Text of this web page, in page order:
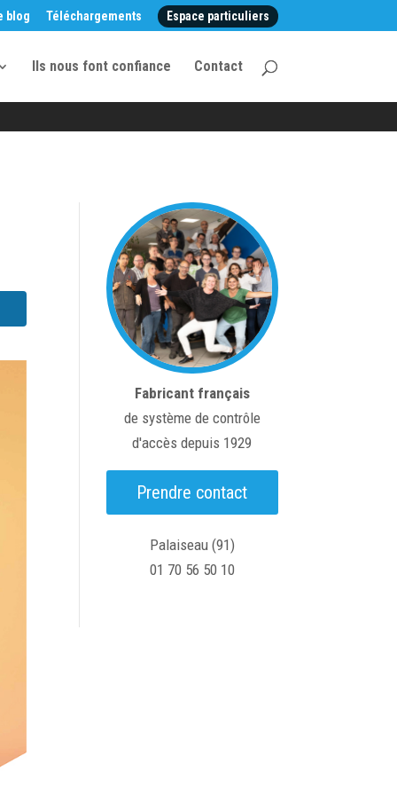
blog Téléchargements Espace particuliers
Ils nous font confiance Contact
Fabricant français
de système de contrôle
d'accès depuis 1929
Prendre contact
Palaiseau (91)
01 70 56 50 10